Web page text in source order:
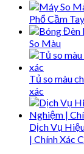
Phổ Cầm Tay
So Màu
Tủ so màu
xác
Dịch Vụ
| Chính Xác